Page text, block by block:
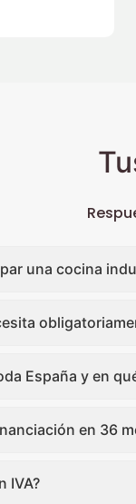
una cocina
España y en
en 36
IVA?